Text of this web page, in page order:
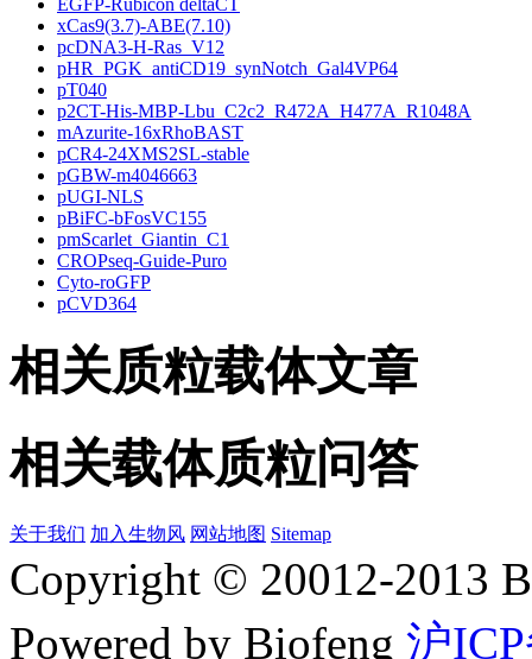
xCas9(3.7)-ABE(7.10)
pcDNA3-H-Ras_V12
pHR_PGK_antiCD19_synNotch_Gal4VP64
pT040
p2CT-His-MBP-Lbu_C2c2_R472A_H477A_R1048A
mAzurite-16xRhoBAST
pCR4-24XMS2SL-stable
pGBW-m4046663
pUGI-NLS
pBiFC-bFosVC155
pmScarlet_Giantin_C1
CROPseq-Guide-Puro
Cyto-roGFP
pCVD364
相关质粒载体文章
相关载体质粒问答
关于我们 加入生物风 网站地图 Sitemap
Copyright © 20012-2013
Powered by Biofeng 沪